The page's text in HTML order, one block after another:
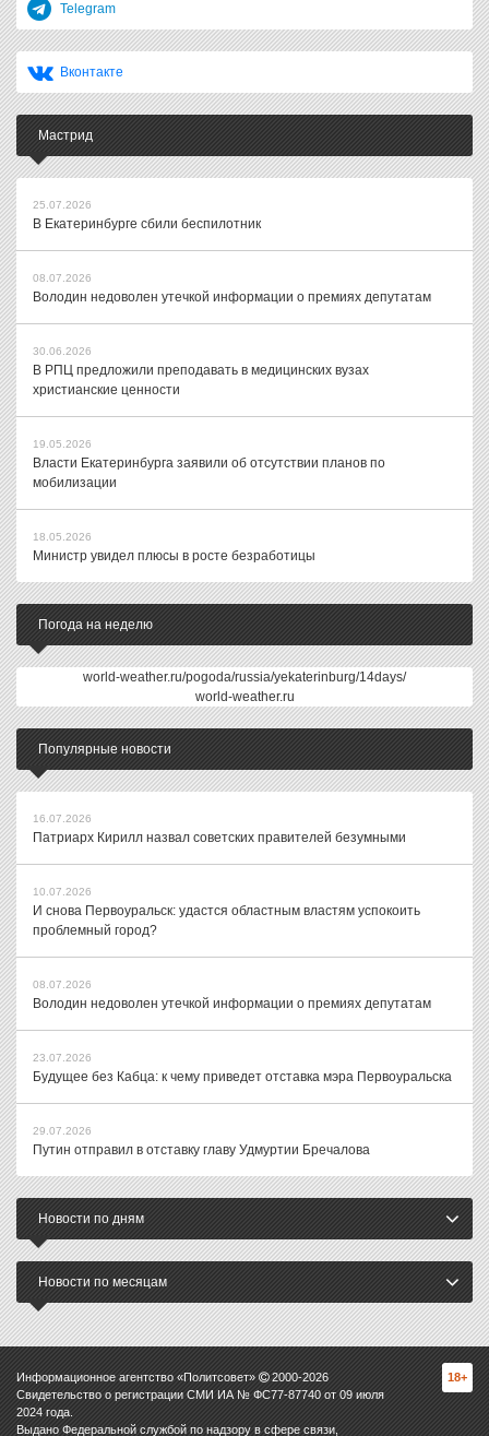
Telegram
Вконтакте
Мастрид
25.07.2026
В Екатеринбурге сбили беспилотник
08.07.2026
Володин недоволен утечкой информации о премиях депутатам
30.06.2026
В РПЦ предложили преподавать в медицинских вузах
христианские ценности
19.05.2026
Власти Екатеринбурга заявили об отсутствии планов по
мобилизации
18.05.2026
Министр увидел плюсы в росте безработицы
Погода на неделю
world-weather.ru/pogoda/russia/yekaterinburg/14days/
world-weather.ru
Популярные новости
16.07.2026
Патриарх Кирилл назвал советских правителей безумными
10.07.2026
И снова Первоуральск: удастся областным властям успокоить
проблемный город?
08.07.2026
Володин недоволен утечкой информации о премиях депутатам
23.07.2026
Будущее без Кабца: к чему приведет отставка мэра Первоуральска
29.07.2026
Путин отправил в отставку главу Удмуртии Бречалова
Новости по дням
Новости по месяцам
Информационное агентство «Политсовет» 2000-2026
Свидетельство о регистрации СМИ ИА № ФС77-87740 от 09 июля
2024 года.
Выдано Федеральной службой по надзору в сфере связи,
18+